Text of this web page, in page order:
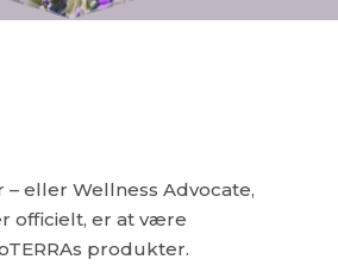
eller Wellness Advocate,
officielt, er at være
produkter.